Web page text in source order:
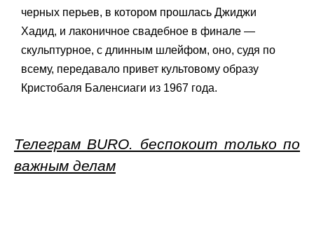
черных перьев, в котором прошлась Джиджи
Хадид, и лаконичное свадебное в финале —
скульптурное, с длинным шлейфом, оно, судя по
всему, передавало привет культовому образу
Кристобаля Баленсиаги из 1967 года.
Телеграм BURO. беспокоит только по
важным делам